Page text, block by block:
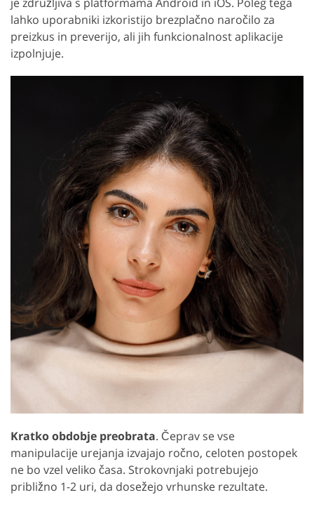
lahko uporabniki izkoristijo brezplačno naročilo za
preizkus in preverijo, ali jih funkcionalnost aplikacije
izpolnjuje.
Kratko obdobje preobrata. Čeprav se vse
manipulacije urejanja izvajajo ročno, celoten postopek
ne bo vzel veliko časa. Strokovnjaki potrebujejo
približno 1-2 uri, da dosežejo vrhunske rezultate.